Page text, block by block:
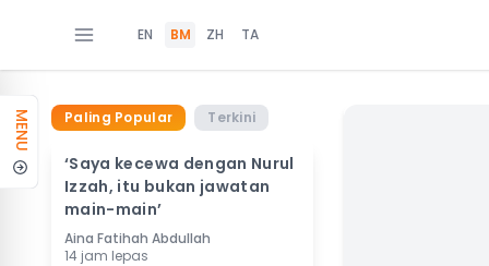
EN BM ZH TA
MENU Paling Popular Terkini
‘Saya kecewa dengan Nurul
Izzah, itu bukan jawatan
main-main’
Aina Fatihah Abdullah
14 jam lepas